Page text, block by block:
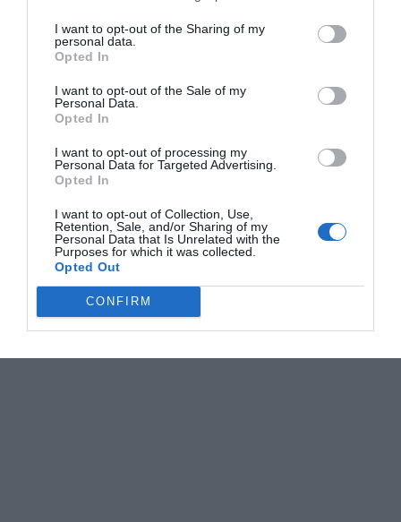
I want to opt-out of the Sharing of my
personal data.
Opted In
I want to opt-out of the Sale of my
Personal Data.
Opted In
I want to opt-out of processing my
Personal Data for Targeted Advertising.
Opted In
I want to opt-out of Collection, Use,
Retention, Sale, and/or Sharing of my
Personal Data that Is Unrelated with the
Purposes for which it was collected.
Opted Out
CONFIRM